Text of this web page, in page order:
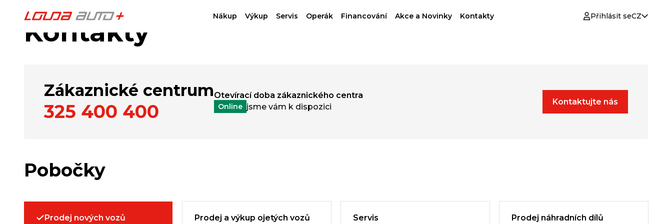
Nákup Výkup Servis Operák Financování Akce a Novinky Kontakty Přihlásit seCZ
Kontakty
Zákaznické centrum
325 400 400
Otevírací doba zákaznického centra
Online jsme vám k dispozici Kontaktujte nás
Pobočky
Prodej nových vozů Prodej a výkup ojetých vozů Servis Prodej náhradních dílů